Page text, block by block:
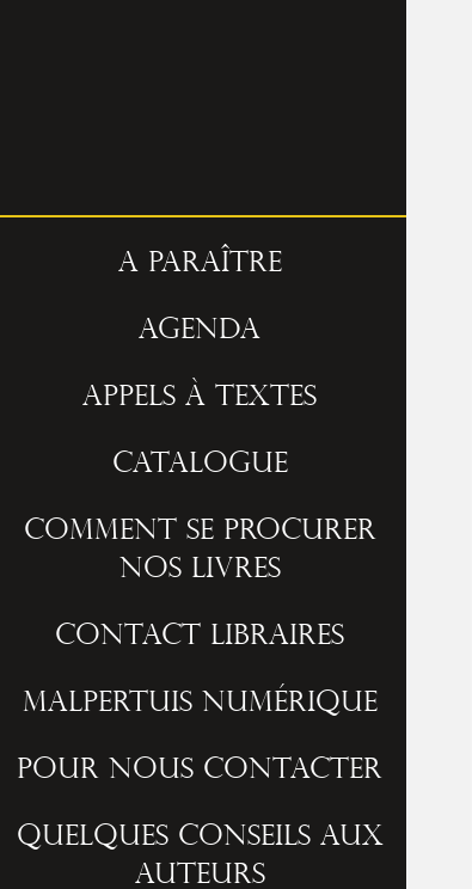
A paraître
Agenda
Appels à textes
Catalogue
Comment se procurer
nos livres
Contact libraires
Malpertuis numérique
Pour nous contacter
Quelques conseils aux
auteurs